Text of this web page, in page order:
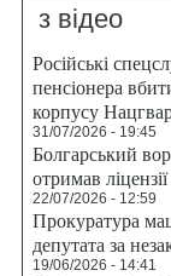
з відео
Російські
пенсіонера
корпусу
31/07/2026 - 19:45
Болгарський
отримав
22/07/2026 - 12:59
Прокуратура
депутата за
19/06/2026 - 14:41